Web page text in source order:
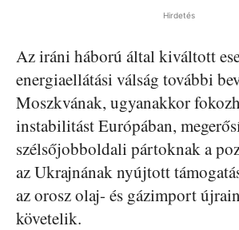
Hirdetés
Az iráni háború által kiváltott
energiaellátási válság további
Moszkvának, ugyanakkor
instabilitást Európában,
szélsőjobboldali pártoknak a
az Ukrajnának nyújtott
az orosz olaj- és gázimport
követelik.